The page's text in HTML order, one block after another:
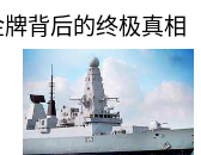
背后的终极真相